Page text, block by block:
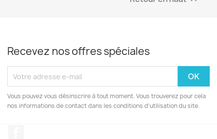
Recevez nos offres spéciales
Vous pouvez vous désinscrire à tout moment. Vous trouverez pour cela
nos informations de contact dans les conditions d'utilisation du site.